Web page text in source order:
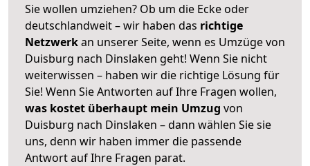
Sie wollen umziehen? Ob um die Ecke oder
deutschlandweit – wir haben das richtige
Netzwerkan unserer Seite, wenn es Umzüge von
Duisburg nach Dinslaken geht! Wenn Sie nicht
weiterwissen – haben wir die richtige Lösung für
Sie! Wenn Sie Antworten auf Ihre Fragen wollen,
was kostet überhaupt mein Umzug von
Duisburg nach Dinslaken – dann wählen Sie sie
uns, denn wir haben immer die passende
Antwort auf Ihre Fragen parat.